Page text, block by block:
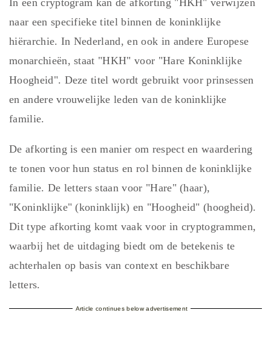
In een cryptogram kan de afkorting "HKH" verwijzen
naar een specifieke titel binnen de koninklijke
hiërarchie. In Nederland, en ook in andere Europese
monarchieën, staat "HKH" voor "Hare Koninklijke
Hoogheid". Deze titel wordt gebruikt voor prinsessen
en andere vrouwelijke leden van de koninklijke
familie.
De afkorting is een manier om respect en waardering
te tonen voor hun status en rol binnen de koninklijke
familie. De letters staan voor "Hare" (haar),
"Koninklijke" (koninklijk) en "Hoogheid" (hoogheid).
Dit type afkorting komt vaak voor in cryptogrammen,
waarbij het de uitdaging biedt om de betekenis te
achterhalen op basis van context en beschikbare
letters.
Article continues below advertisement